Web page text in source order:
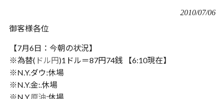
2010/07/06
御客様各位
【7月6日：今朝の状況】
※為替( ドル円)1ドル＝87円74銭 【6:10現在】
※N.Y.ダウ:休場
※N.Y.金:.休場
※N.Y.原油:休場